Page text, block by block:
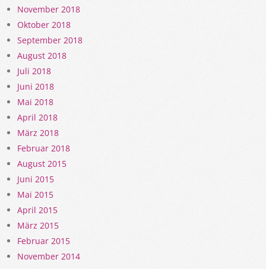
November 2018
Oktober 2018
September 2018
August 2018
Juli 2018
Juni 2018
Mai 2018
April 2018
März 2018
Februar 2018
August 2015
Juni 2015
Mai 2015
April 2015
März 2015
Februar 2015
November 2014